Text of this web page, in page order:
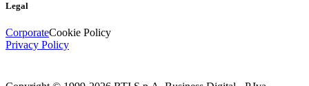
Legal
CorporateCookie Policy
Privacy Policy